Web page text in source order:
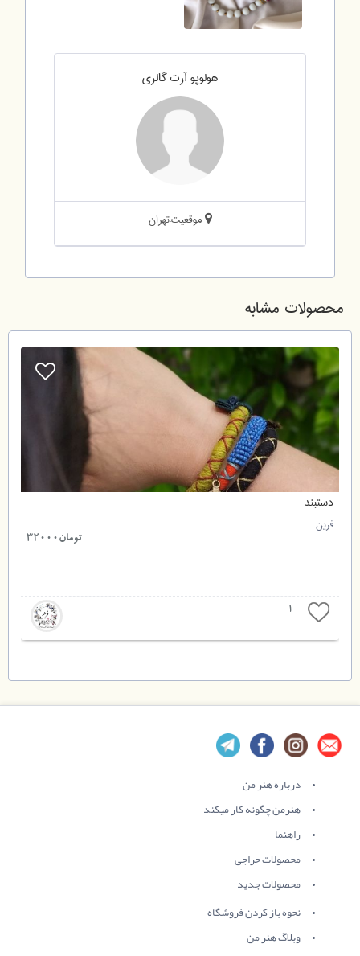
هولوپو آرت گالری
موقعیت:تهران
محصولات مشابه
دستبند
فرین
تومان32000
1
درباره هنر من
هنرمن چگونه کار میکند
راهنما
محصولات حراجی
محصولات جدید
نحوه باز کردن فروشگاه
وبلاگ هنر من